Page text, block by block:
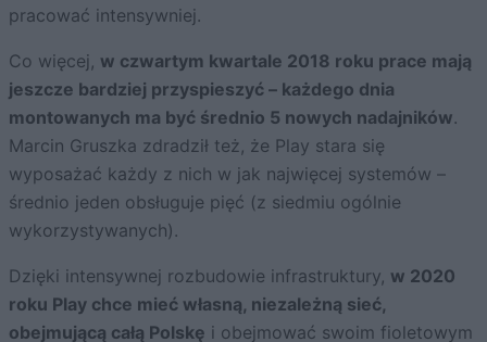
pracować intensywniej.
Co więcej, w czwartym kwartale 2018 roku prace mają
jeszcze bardziej przyspieszyć – każdego dnia
montowanych ma być średnio 5 nowych nadajników.
Marcin Gruszka zdradził też, że Play stara się
wyposażać każdy z nich w jak najwięcej systemów –
średnio jeden obsługuje pięć (z siedmiu ogólnie
wykorzystywanych).
Dzięki intensywnej rozbudowie infrastruktury, w 2020
roku Play chce mieć własną, niezależną sieć,
obejmującą całą Polskę i obejmować swoim fioletowym